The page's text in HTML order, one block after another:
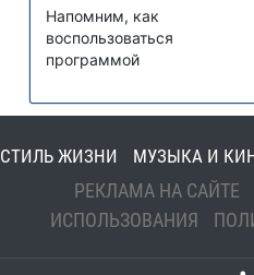
Напомним, как
воспользоваться
программой
СТИЛЬ ЖИЗНИ МУЗЫКА И
РЕКЛАМА НА САЙТЕ
ИСПОЛЬЗОВАНИЯ